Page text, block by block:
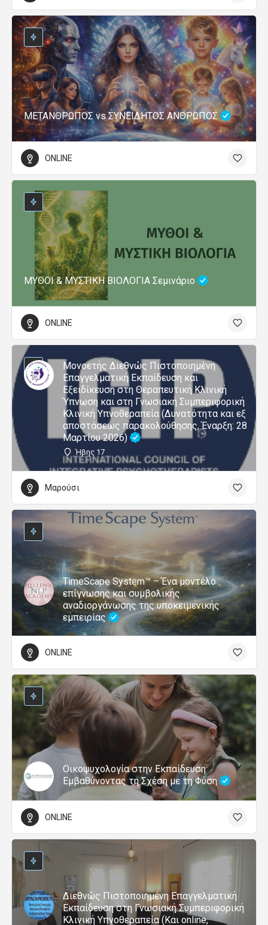
ΜΕΤΑΝΘΡΩΠΟΣ vs ΣΥΝΕΙΔΗΤΟΣ ΑΝΘΡΩΠΟΣ
ONLINE
ΜΥΘΟΙ & ΜΥΣΤΙΚΗ ΒΙΟΛΟΓΙΑ Σεμινάριο
ONLINE
Μονοετής Διεθνώς Πιστοποιημένη
Επαγγελματική Εκπαίδευση και
Εξειδίκευση στη Θεραπευτική Κλινική
Ύπνωση και στη Γνωσιακή Συμπεριφορική
Κλινική Υπνοθεραπεία (Δυνατότητα και εξ
αποστάσεως παρακολούθησης, Έναρξη: 28
Μαρτίου 2026)
Ήβης 17
Μαρούσι
TimeScape System™ – Ένα μοντέλο
επίγνωσης και συμβολικής
αναδιοργάνωσης της υποκειμενικής
εμπειρίας
ONLINE
Οικοψυχολογία στην Εκπαίδευση:
Εμβαθύνοντας τη Σχέση με τη Φύση
ONLINE
Διεθνώς Πιστοποιημένη Επαγγελματική
Εκπαίδευση στη Γνωσιακή Συμπεριφορική
Κλινική Υπνοθεραπεία (Και online,